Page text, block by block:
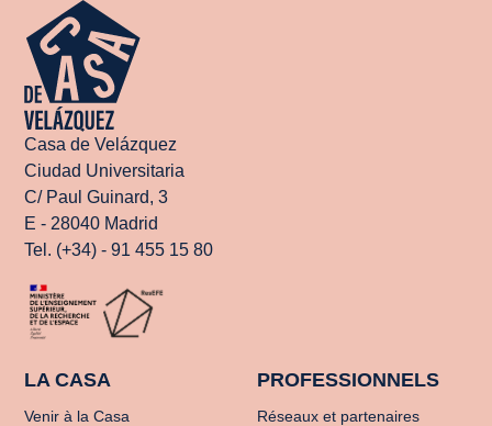
Casa de Velázquez
Ciudad Universitaria
C/ Paul Guinard, 3
E - 28040 Madrid
Tel. (+34) - 91 455 15 80
LA CASA
Venir à la Casa
PROFESSIONNELS
Réseaux et partenaires